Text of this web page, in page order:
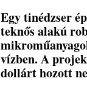
Egy tinédzser
teknős alakú
vízben. A
dollárt hozott